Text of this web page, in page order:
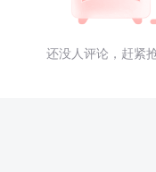
还没人评论，赶紧